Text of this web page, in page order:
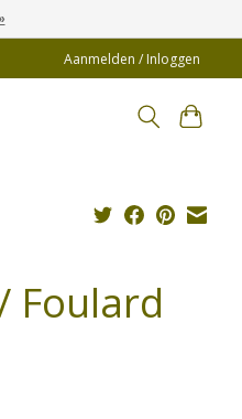
Aanmelden / Inloggen
Foulard